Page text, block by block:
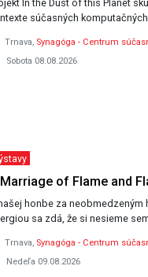
In the Dust of this Planet
súčasných
Trnava, Synagóga - Centrum
Sobota 08.08.2026
of Flame and
honbe za
sa zdá, že si nesieme
Trnava, Synagóga - Centrum
Nedeľa 09.08.2026